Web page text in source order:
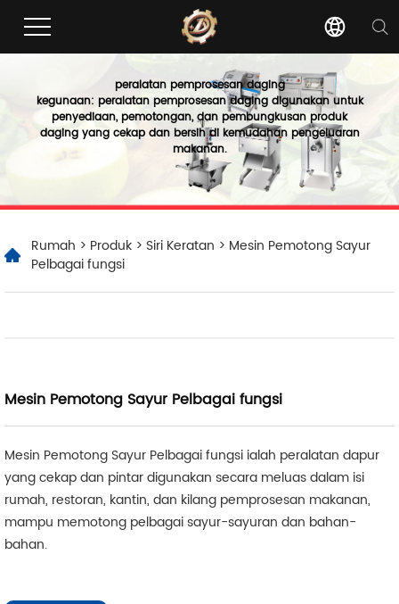
peralatan pemprosesan daging
kegunaan: peralatan pemprosesan daging digunakan untuk
penyediaan, pemotongan, dan pembungkusan produk
daging yang cekap dan bersih di kemudahan pengeluaran
makanan.
Rumah > Produk > Siri Keratan > Mesin Pemotong Sayur
Pelbagai fungsi
Mesin Pemotong Sayur Pelbagai fungsi
Mesin Pemotong Sayur Pelbagai fungsi ialah peralatan dapur
yang cekap dan pintar digunakan secara meluas dalam isi
rumah, restoran, kantin, dan kilang pemprosesan makanan,
mampu memotong pelbagai sayur-sayuran dan bahan-
bahan.